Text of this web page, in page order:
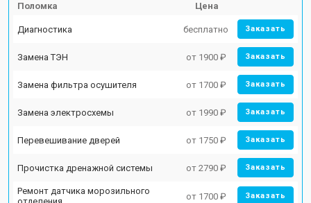
Поломка Цена
Диагностика бесплатно Заказать
Замена ТЭН от 1900 ₽ Заказать
Замена фильтра осушителя от 1700 ₽ Заказать
Замена электросхемы от 1990 ₽ Заказать
Перевешивание дверей от 1750 ₽ Заказать
Прочистка дренажной системы от 2790 ₽ Заказать
Ремонт датчика морозильного
от 1700 ₽ Заказать